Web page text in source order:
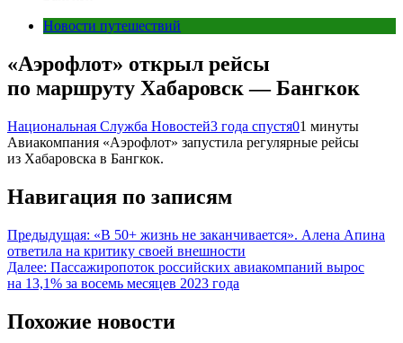
Новости путешествий
«Аэрофлот» открыл рейсы
по маршруту Хабаровск — Бангкок
Национальная Служба Новостей3 года спустя01 минуты
Авиакомпания «Аэрофлот» запустила регулярные рейсы
из Хабаровска в Бангкок.
Навигация по записям
Предыдущая: «В 50+ жизнь не заканчивается». Алена Апина
ответила на критику своей внешности
Далее: Пассажиропоток российских авиакомпаний вырос
на 13,1% за восемь месяцев 2023 года
Похожие новости